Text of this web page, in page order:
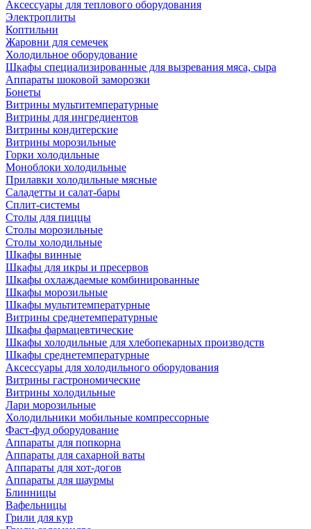
Аксессуары для теплового оборудования
Электроплиты
Коптильни
Жаровни для семечек
Холодильное оборудование
Шкафы специализированные для вызревания мяса, сыра
Аппараты шоковой заморозки
Бонеты
Витрины мультитемпературные
Витрины для ингредиентов
Витрины кондитерские
Витрины морозильные
Горки холодильные
Моноблоки холодильные
Прилавки холодильные мясные
Саладетты и салат-бары
Сплит-системы
Столы для пиццы
Столы морозильные
Столы холодильные
Шкафы винные
Шкафы для икры и пресервов
Шкафы охлаждаемые комбинированные
Шкафы морозильные
Шкафы мультитемпературные
Витрины среднетемпературные
Шкафы фармацевтические
Шкафы холодильные для хлебопекарных производств
Шкафы среднетемпературные
Аксессуары для холодильного оборудования
Витрины гастрономические
Витрины холодильные
Лари морозильные
Холодильники мобильные компрессорные
Фаст-фуд оборудование
Аппараты для попкорна
Аппараты для сахарной ваты
Аппараты для хот-догов
Аппараты для шаурмы
Блинницы
Вафельницы
Грили для кур